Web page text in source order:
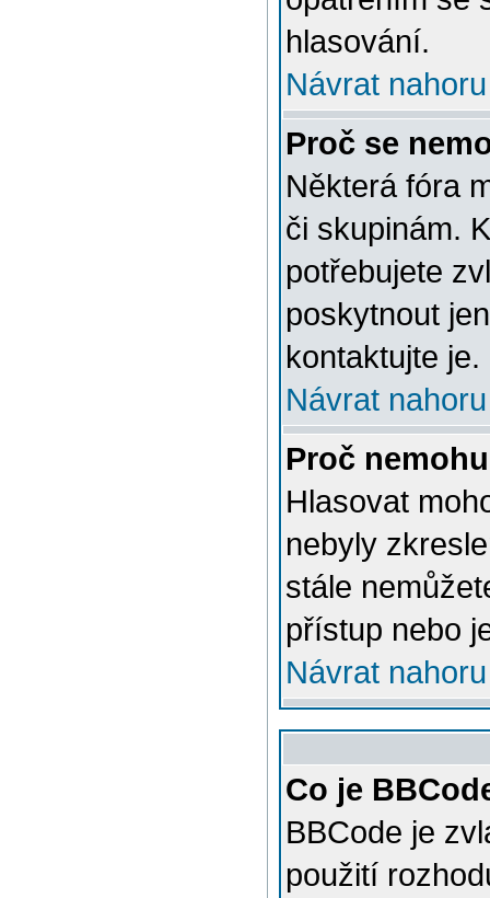
hlasování.
Návrat nahoru
Proč se
Některá fóra
či skupinám.
potřebujete
poskytnout
kontaktujte je.
Návrat nahoru
Proč
Hlasovat
nebyly
stále
přístup nebo
Návrat nahoru
Co je
BBCode je
použití